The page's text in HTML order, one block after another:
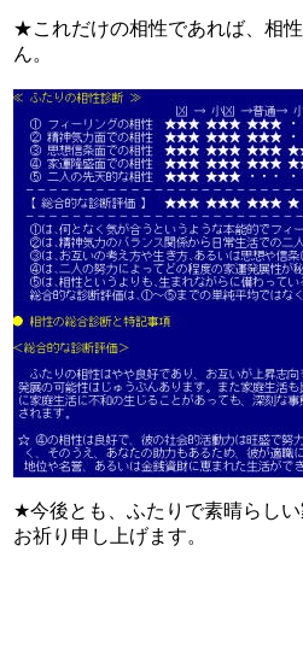
★これだけの相性であれば、相
ん。
★今後とも、ふたりで素晴らし
お祈り申し上げます。